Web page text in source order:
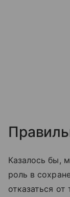
Казалось бы,
роль в
отказаться